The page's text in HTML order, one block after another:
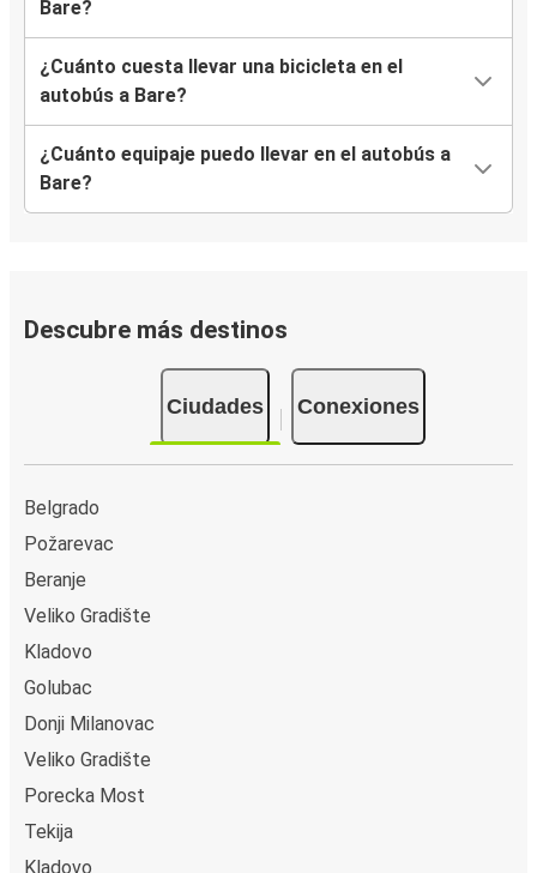
Bare?
¿Cuánto cuesta llevar una bicicleta en el
autobús a Bare?
¿Cuánto equipaje puedo llevar en el autobús a
Bare?
Descubre más destinos
Ciudades Conexiones
Belgrado
Požarevac
Beranje
Veliko Gradište
Kladovo
Golubac
Donji Milanovac
Veliko Gradište
Porecka Most
Tekija
Kladovo